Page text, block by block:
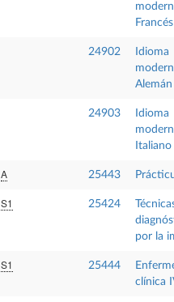
24902
Idioma
24903
Idioma
A 25443
S1 25424
por la
S1 25444
clínica